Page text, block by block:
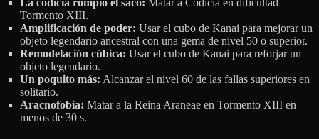
La codicia rompió el saco: Matar a Codicia en dificultad
Tormento XIII.
Amplificación de poder: Usar el cubo de Kanai para mejorar un
objeto legendario ancestral con una gema de nivel 50 o superior.
Remodelación cúbica: Usar el cubo de Kanai para reforjar un
objeto legendario.
Un poquito más: Alcanzar el nivel 60 de las fallas superiores en
solitario.
Aracnofobia: Matar a la Reina Araneae en Tormento XIII en
menos de 30 s.